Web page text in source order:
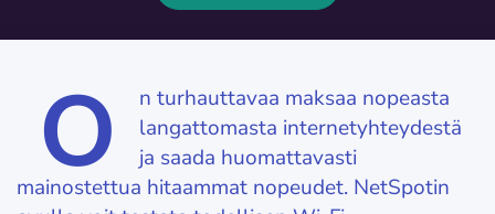
O
n turhauttavaa maksaa nopeasta
langattomasta internetyhteydestä
ja saada huomattavasti
mainostettua hitaammat nopeudet. NetSpotin